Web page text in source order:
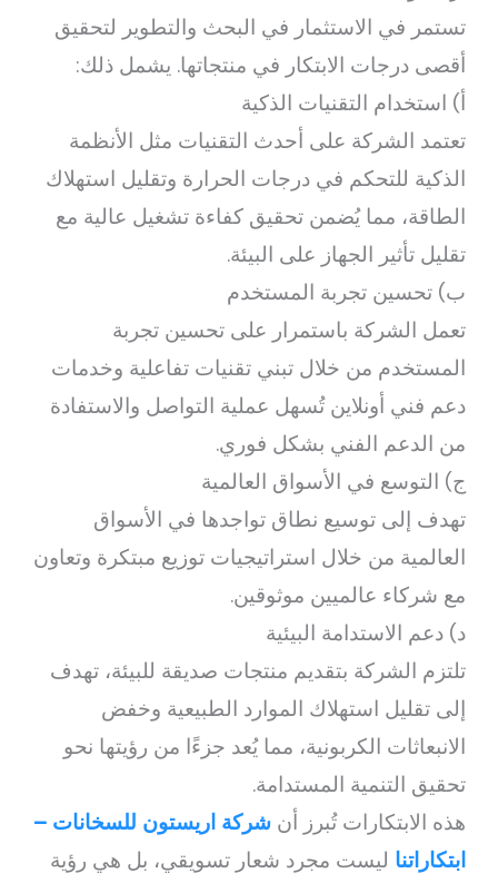
تستمر في الاستثمار في البحث والتطوير لتحقيق
أقصى درجات الابتكار في منتجاتها. يشمل ذلك:
أ) استخدام التقنيات الذكية
تعتمد الشركة على أحدث التقنيات مثل الأنظمة
الذكية للتحكم في درجات الحرارة وتقليل استهلاك
الطاقة، مما يُضمن تحقيق كفاءة تشغيل عالية مع
تقليل تأثير الجهاز على البيئة.
ب) تحسين تجربة المستخدم
تعمل الشركة باستمرار على تحسين تجربة
المستخدم من خلال تبني تقنيات تفاعلية وخدمات
دعم فني أونلاين تُسهل عملية التواصل والاستفادة
من الدعم الفني بشكل فوري.
ج) التوسع في الأسواق العالمية
تهدف إلى توسيع نطاق تواجدها في الأسواق
العالمية من خلال استراتيجيات توزيع مبتكرة وتعاون
مع شركاء عالميين موثوقين.
د) دعم الاستدامة البيئية
تلتزم الشركة بتقديم منتجات صديقة للبيئة، تهدف
إلى تقليل استهلاك الموارد الطبيعية وخفض
الانبعاثات الكربونية، مما يُعد جزءًا من رؤيتها نحو
تحقيق التنمية المستدامة.
هذه الابتكارات تُبرز أنشركة اريستون للسخانات –
ابتكاراتنا ليست مجرد شعار تسويقي، بل هي رؤية